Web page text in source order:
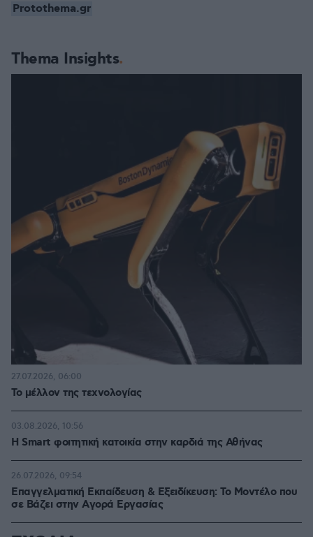
Thema Insights
Το μέλλον της τεχνολογίας
27.07.2026, 06:00
Η Smart φοιτητική κατοικία στην καρδιά της Αθήνας
03.08.2026, 10:56
Επαγγελματική Εκπαίδευση & Εξειδίκευση: Το Mοντέλο που
σε Bάζει στην Aγορά Eργασίας
26.07.2026, 09:54
Protothema.gr